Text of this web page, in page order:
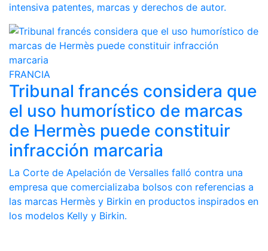
intensiva patentes, marcas y derechos de autor.
FRANCIA
Tribunal francés considera que
el uso humorístico de marcas
de Hermès puede constituir
infracción marcaria
La Corte de Apelación de Versalles falló contra una
empresa que comercializaba bolsos con referencias a
las marcas Hermès y Birkin en productos inspirados en
los modelos Kelly y Birkin.